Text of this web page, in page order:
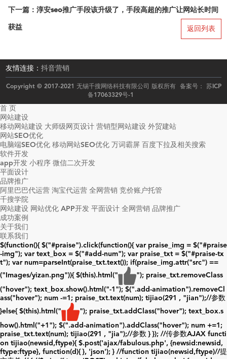
下一篇：淳安seo推广手段该升级了，手段高超的推广让网站长时间
获益
返回列表
友情连接：抖音营销
Copyright © 2017-2021 无锡千搜网络科技有限公司 版权所有 备案号： 苏ICP
备17063329号-1
首 页
网站建设
移动网站建设 大师级网页设计 营销型网站建设 外贸建站
网站SEO优化
电脑端SEO优化 移动网站SEO优化 万词霸屏 百度下拉及相关搜索
软件开发
app开发 小程序 微信二次开发
平面设计
品牌推广
阿里巴巴代运营 淘宝代运营 全网营销 竞价账户托管
千搜学院
网站建设 网站优化 APP开发 平面设计 全网营销 品牌推广
成功案例
关于我们
联系我们
$(function(){ $("#praise").click(function(){ var praise_img = $("#praise
-img"); var text_box = $("#add-num"); var praise_txt = $("#praise-tx
t"); var num=parseInt(praise_txt.text()); if(praise_img.attr("src") ==
("Images/yizan.png")){ $(this).html("
"); praise_txt.removeClass
("hover"); text_box.show().html("-1"); $(".add-animation").removeCl
ass("hover"); num -=1; praise_txt.text(num); tijiao(291 , "jian");//参数
}else{ $(this).html("
"); praise_txt.addClass("hover"); text_box.s
how().html("+1"); $(".add-animation").addClass("hover"); num +=1;
praise_txt.text(num); tijiao(291 , "jia");//参数 } }); //传参数AJAX functi
on tijiao(newsid,ftype){ $.post('ajax/fabulous.php', {newsid:newsid,
ftype:ftype}, function(d){ }, 'json'); } //function tijiao(newsid,ftype)//提